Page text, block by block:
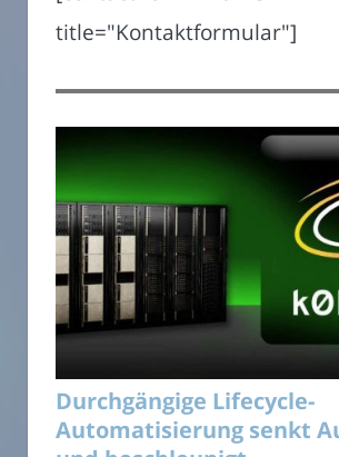
title="Kontaktformular"]
Durchgängige Lifecycle-
Automatisierung senkt